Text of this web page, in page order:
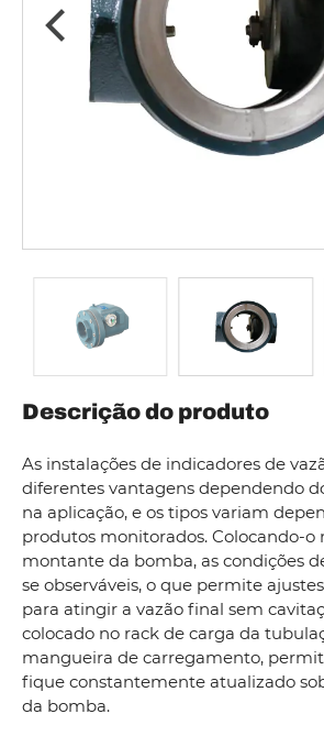
Descrição do produto
As instalações de indicadores de
diferentes vantagens dependendo
na aplicação, e os tipos variam
produtos monitorados. Colocando-o
montante da bomba, as condições
se observáveis, o que permite
para atingir a vazão final sem
colocado no rack de carga da
mangueira de carregamento,
fique constantemente atualizado
da bomba.